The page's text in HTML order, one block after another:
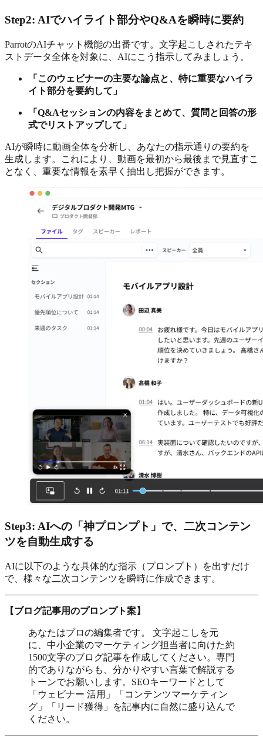
Step2: AIでハイライト部分やQ&Aを瞬時に要約
ParrotのAIチャット機能の出番です。文字起こしされたテキ
ストデータ全体を対象に、AIにこう指示してみましょう。
「このウェビナーの主要な論点と、特に重要なハイラ
イト部分を要約して」
「Q&Aセッションの内容をまとめて、質問と回答の形
式でリストアップして」
AIが瞬時に動画全体を分析し、あなたの指示通りの要約を
生成します。これにより、動画を最初から最後まで見直すこ
となく、重要な情報を素早く抽出し把握ができます。
Step3: AIへの「神プロンプト」で、二次コンテン
ツを自動生成する
AIに以下のような具体的な指示（プロンプト）を出すだけ
で、様々な二次コンテンツを瞬時に作成できます。
【ブログ記事用のプロンプト案】
あなたはプロの編集者です。 文字起こしを元
に、中小企業のマーケティング担当者に向けた約
1500文字のブログ記事を作成してください。専門
的でありながらも、分かりやすい言葉で解説する
トーンでお願いします。SEOキーワードとして
「ウェビナー 活用」「コンテンツマーケティン
グ」「リード獲得」を記事内に自然に盛り込んで
ください。